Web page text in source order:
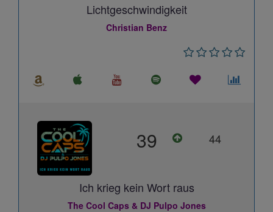
Lichtgeschwindigkeit
Christian Benz
39 44
Ich krieg kein Wort raus
The Cool Caps & DJ Pulpo Jones